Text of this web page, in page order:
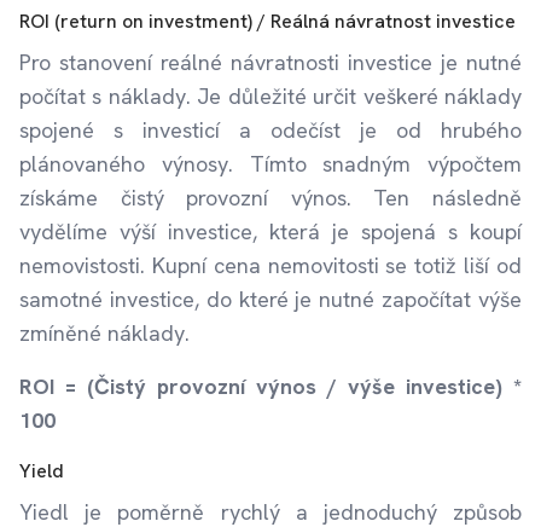
ROI (return on investment) / Reálná návratnost investice
Pro stanovení reálné návratnosti investice je nutné
počítat s náklady. Je důležité určit veškeré náklady
spojené s investicí a odečíst je od hrubého
plánovaného výnosy. Tímto snadným výpočtem
získáme čistý provozní výnos. Ten následně
vydělíme výší investice, která je spojená s koupí
nemovistosti. Kupní cena nemovitosti se totiž liší od
samotné investice, do které je nutné započítat výše
zmíněné náklady.
ROI = (Čistý provozní výnos / výše investice) *
100
Yield
Yiedl je poměrně rychlý a jednoduchý způsob